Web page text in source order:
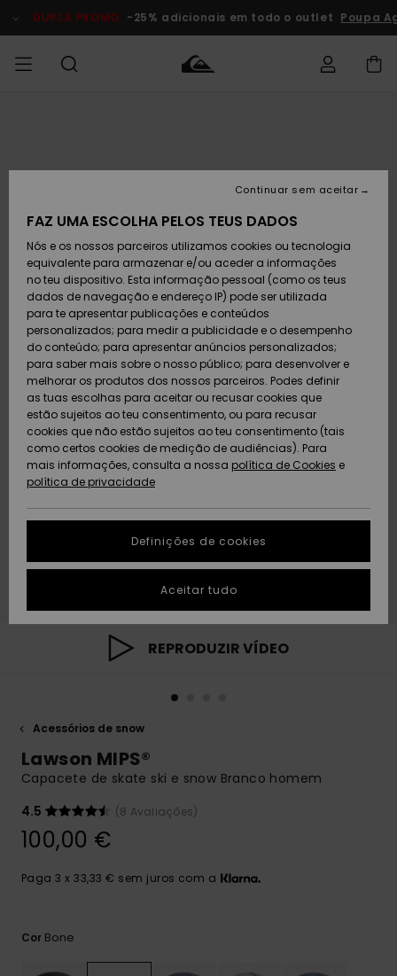
do
DUPLA PROMO -25% adicionais em todo o outlet Poupa
Calçado e
chinelos
Surfe/água
Snow
Artigos
recém-
chegados
Coleções
MENINO
Calçado e
chinelos
Surfe/água
Neve
Artigos
recém-
chegados
Highlights
MULHER
chegados
Highlights
Snow
SURF
Crianças
Highlights
Community
SNOW
Artigos
Criança
Snow Shop
Feminino
Highlights
Community
DUPLA
PROMO
Criança
Outlet
Mulher
AJUDA
Devoluções
Pagamento
Cartão
presente
Quiksilver
Freedom
Protecção de
dados
Guia de
tamanhos
conversa para
obteres a
resposta mais
rápida à tua
pergunta.
Iniciar uma
conversa
respostas
perguntas
frequentes e o
SUSTAINABILITY
PRESENTE
REPRODUZIR VÍDEO
Acessórios de snow
Lawson MIPS®
Capacete de skate ski e snow Branco homem
4.5
(8 Avaliações)
100,00 €
Paga 3 x 33,33 € sem juros com a
Cor Bone
FAZ UMA ESCOLHA PELOS TEUS DADOS
Nós e os nossos parceiros utilizamos cookies ou tecnologia
equivalente para armazenar e/ou aceder a informações
no teu dispositivo. Esta informação pessoal (como os teus
dados de navegação e endereço IP) pode ser utilizada
para te apresentar publicações e conteúdos
personalizados; para medir a publicidade e o desempenho
do conteúdo; para apresentar anúncios personalizados;
para saber mais sobre o nosso público; para desenvolver e
melhorar os produtos dos nossos parceiros. Podes definir
as tuas escolhas para aceitar ou recusar cookies que
estão sujeitos ao teu consentimento, ou para recusar
cookies que não estão sujeitos ao teu consentimento (tais
como certos cookies de medição de audiências). Para
mais informações, consulta a nossa política de Cookies e
política de privacidade
Definições de cookies
Continuar sem aceitar
Aceitar tudo